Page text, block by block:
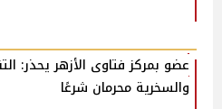
عضو بمركز فتاوى الأزهر يحذر:
والسخرية محرمان شرعًا